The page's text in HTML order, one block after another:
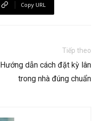
Copy URL
Tiếp theo
Hướng dẫn cách đặt kỳ lân
trong nhà đúng chuẩn